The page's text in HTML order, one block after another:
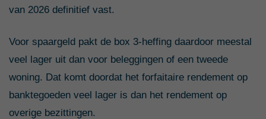
van 2026 definitief vast.
Voor spaargeld pakt de box 3-heffing daardoor meestal
veel lager uit dan voor beleggingen of een tweede
woning. Dat komt doordat het forfaitaire rendement op
banktegoeden veel lager is dan het rendement op
overige bezittingen.